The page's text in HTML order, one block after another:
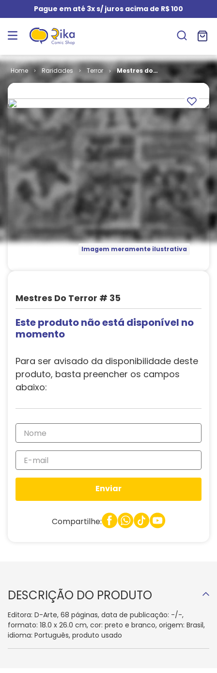
Pague em até 3x s/ juros acima de R$ 100
Raridades Terror
Mestres do
Terror # 35
Imagem meramente ilustrativa
Mestres Do Terror # 35
Este produto não está disponível no
momento
Para ser avisado da disponibilidade deste
produto, basta preencher os campos
abaixo:
Enviar
Compartilhe:
DESCRIÇÃO DO PRODUTO
Editora: D-Arte, 68 páginas, data de publicação: -/-,
formato: 18.0 x 26.0 cm, cor: preto e branco, origem: Brasil,
idioma: Português, produto usado